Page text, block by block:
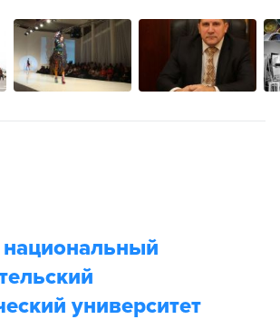
национальный
университет